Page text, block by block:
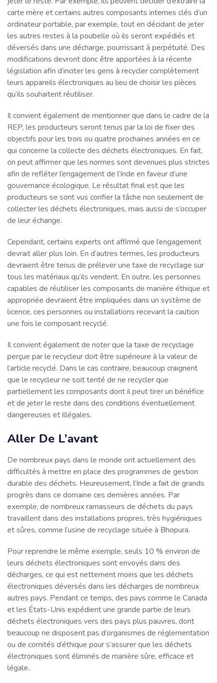
carte mère et certains autres composants internes clés d’un
ordinateur portable, par exemple, tout en décidant de jeter
les autres restes à la poubelle où ils seront expédiés et
déversés dans une décharge, pourrissant à perpétuité. Des
modifications devront donc être apportées à la récente
législation afin d’inciter les gens à recycler complètement
leurs appareils électroniques au lieu de choisir les pièces
qu’ils souhaitent réutiliser.
Il convient également de mentionner que dans le cadre de la
REP, les producteurs seront tenus par la loi de fixer des
objectifs pour les trois ou quatre prochaines années en ce
qui concerne la collecte des déchets électroniques. En fait,
on peut affirmer que les normes sont devenues plus strictes
afin de refléter l’engagement de l’Inde en faveur d’une
gouvernance écologique. Le résultat final est que les
producteurs se sont vus confier la tâche non seulement de
collecter les déchets électroniques, mais aussi de s’occuper
de leur échange.
Cependant, certains experts ont affirmé que l’engagement
devrait aller plus loin. En d’autres termes, les producteurs
devraient être tenus de prélever une taxe de recyclage sur
tous les matériaux qu’ils vendent. En outre, les personnes
capables de réutiliser les composants de manière éthique et
appropriée devraient être impliquées dans un système de
licence, ces personnes ou installations recevant la caution
une fois le composant recyclé.
Il convient également de noter que la taxe de recyclage
perçue par le recycleur doit être supérieure à la valeur de
l’article recyclé. Dans le cas contraire, beaucoup craignent
que le recycleur ne soit tenté de ne recycler que
partiellement les composants dont il peut tirer un bénéfice
et de jeter le reste dans des conditions éventuellement
dangereuses et illégales.
Aller De L’avant
De nombreux pays dans le monde ont actuellement des
difficultés à mettre en place des programmes de gestion
durable des déchets. Heureusement, l’Inde a fait de grands
progrès dans ce domaine ces dernières années. Par
exemple, de nombreux ramasseurs de déchets du pays
travaillent dans des installations propres, très hygiéniques
et sûres, comme l’usine de recyclage située à Bhopura.
Pour reprendre le même exemple, seuls 10 % environ de
leurs déchets électroniques sont envoyés dans des
décharges, ce qui est nettement moins que les déchets
électroniques déversés dans les décharges de nombreux
autres pays. Pendant ce temps, des pays comme le Canada
et les États-Unis expédient une grande partie de leurs
déchets électroniques vers des pays plus pauvres, dont
beaucoup ne disposent pas d’organismes de réglementation
ou de comités d’éthique pour s’assurer que les déchets
électroniques sont éliminés de manière sûre, efficace et
légale..